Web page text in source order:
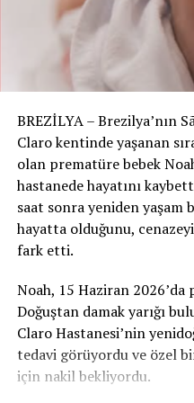
İsviçre’de Saldırı Planı
Dikkat çekici bir detay ise
gazetesine göre, sohbetler
konuşulmuştu.
suç ortakları ile iletişim
Yabancı basın ve
tanımladığı bu gençlerin,
planlanan saldırıya
bazı tereddütleri olduğu ve
planladıkları belirtiliyor.
Yani, İsviçreli
Westfalen eyaletinde
saldırıya katılmaları
ancak bu planın
olduğu ifade ediliyor. Bu
hakkında bir kararsızlık
BREZİLYA – Brezilya’nın
Claro kentinde yaşanan
olan prematüre bebek
hastanede hayatını
saat sonra yeniden
hayatta olduğunu,
fark etti.
Noah, 15 Haziran
Doğuştan damak yarığı
Claro Hastanesi’nin
tedavi görüyordu ve özel
için nakil bekliyordu.